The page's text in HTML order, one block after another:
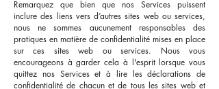
Remarquez que bien que nos Services puissent
inclure des liens vers d’autres sites web ou services,
nous ne sommes aucunement responsables des
pratiques en matière de confidentialité mises en place
sur ces sites web ou services. Nous vous
encourageons à garder cela à l'esprit lorsque vous
quittez nos Services et à lire les déclarations de
confidentialité de chacun et de tous les sites web et